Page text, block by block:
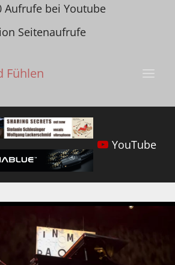
Aufrufe bei Youtube
Seitenaufrufe
Fühlen
YouTube